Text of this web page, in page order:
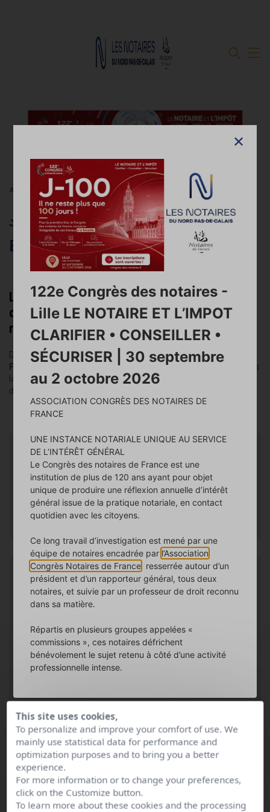
Accueil Collaborateur de notaire - Etudes et diplômes
Collaborateur de notaire -
Etudes et diplômes
La formation pour devenir collaborateur
de notaire prévoit 4 années d'études au
maximum.
Deux paliers - àBac + 2 (BTS Notariat)et àBac + 3 (Licence
Professionnelle Métiers du Notariat)
- permettent d'entrer dans
la vie active, en postulant à un poste d'assistant
de
BTS Notariat
Le BTS Notariat diplôme national, obtenu après deux
années d’études, peut être proposé par des établissements
publics habilités ou par des Instituts des métiers du notariat.
Licence Professionnelle Métiers
du Notariat
La Licence Professionnelle Métiers du Notariat est un
diplôme universitaire, délivré par les universités habilitées.
La durée de l’enseignement est d’une année, dont trois mois
en stage dans un office notarial. Il destine son titulaire à une
carrière de juriste rédacteur d’actes simples.
Diplôme de l'Institut des Métiers
du Notariat
Enfin, le DIMN (Diplôme de l'Institut des Métiers du Notariat)
est un diplôme professionnel et seuls les IMN sont habilités
122e Congrès des notaires -
Lille LE NOTAIRE ET L’IMPOT
CLARIFIER • CONSEILLER •
SÉCURISER | 30 septembre
au 2 octobre 2026
ASSOCIATION CONGRÈS DES NOTAIRES DE
FRANCE
UNE INSTANCE NOTARIALE UNIQUE AU SERVICE
DE L’INTÉRÊT GÉNÉRAL
Le Congrès des notaires de France est une
institution de plus de 120 ans ayant pour objet
unique de produire une réflexion annuelle d’intérêt
général issue de la pratique notariale, en contact
quotidien avec les citoyens.
Ce long travail d’investigation est mené par une
équipe de notaires encadrée par l’Association
Congrès Notaires de France , resserrée autour d’un
président et d’un rapporteur général, tous deux
notaires, et suivie par un professeur de droit reconnu
dans sa matière.
Répartis en plusieurs groupes appelées «
commissions », ces notaires défrichent
bénévolement le sujet retenu à côté d’une activité
professionnelle intense.
This site uses cookies,
To personalize and improve your comfort of use. We
mainly use statistical data for performance and
optimization purposes and to bring you a better
experience.
For more information or to change your preferences,
click on the Customize button.
To learn more about these cookies and the processing